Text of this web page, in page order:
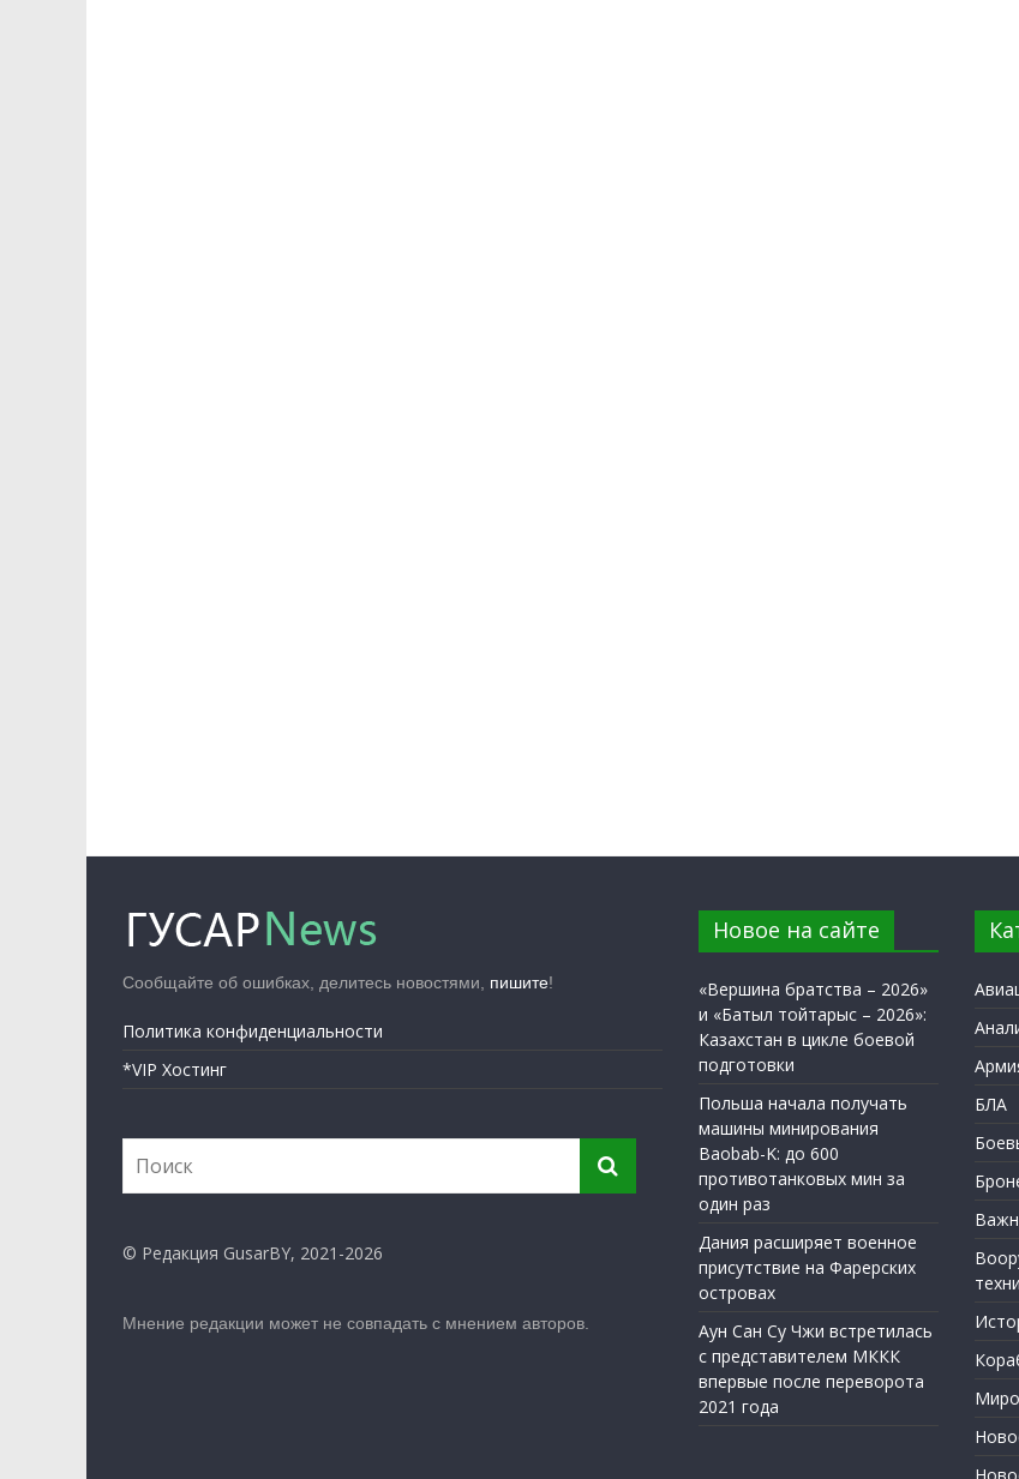
Сообщайте об ошибках, делитесь новостями, пишите!
Политика конфиденциальности
*VIP Хостинг
© Редакция GusarBY, 2021-2026
Мнение редакции может не совпадать с мнением авторов.
Новое на сайте
«Вершина братства – 2026»
и «Батыл тойтарыс – 2026»:
Казахстан в цикле боевой
подготовки
Польша начала получать
машины минирования
Baobab-K: до 600
противотанковых мин за
один раз
Дания расширяет военное
присутствие на Фарерских
островах
Аун Сан Су Чжи встретилась
с представителем МККК
впервые после переворота
2021 года
БЛА